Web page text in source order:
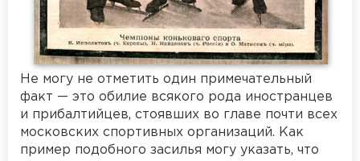
Не могу не отметить один примечательный
факт — это обилие всякого рода иностранцев
и прибалтийцев, стоявших во главе почти всех
московских спортивных организаций. Как
пример подобного засилья могу указать, что